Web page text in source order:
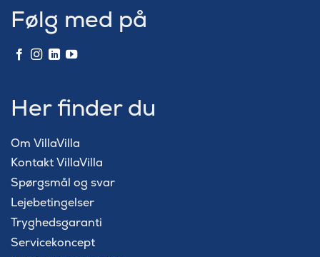
Følg med på
Her finder du
Om VillaVilla
Kontakt VillaVilla
Spørgsmål og svar
Lejebetingelser
Tryghedsgaranti
Servicekoncept